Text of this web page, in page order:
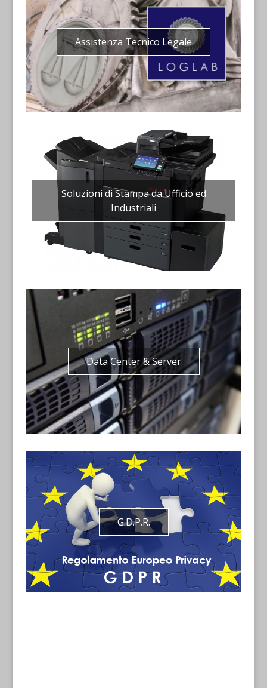
Assistenza Tecnico Legale
Soluzioni di Stampa da Ufficio ed
Industriali
Data Center & Server
G.D.P.R.